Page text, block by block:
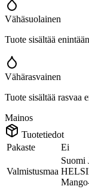
Vähäsuolainen
Tuote sisältää
Vähärasvainen
Tuote sisältää rasvaa
Mainos
Tuotetiedot
Pakaste
Ei
Valmistusmaa
Suomi